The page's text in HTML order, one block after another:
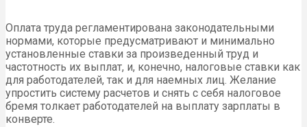
Оплата труда регламентирована законодательными
нормами, которые предусматривают и минимально
установленные ставки за произведенный труд и
частотность их выплат, и, конечно, налоговые ставки как
для работодателей, так и для наемных лиц. Желание
упростить систему расчетов и снять с себя налоговое
бремя толкает работодателей на выплату зарплаты в
конверте.